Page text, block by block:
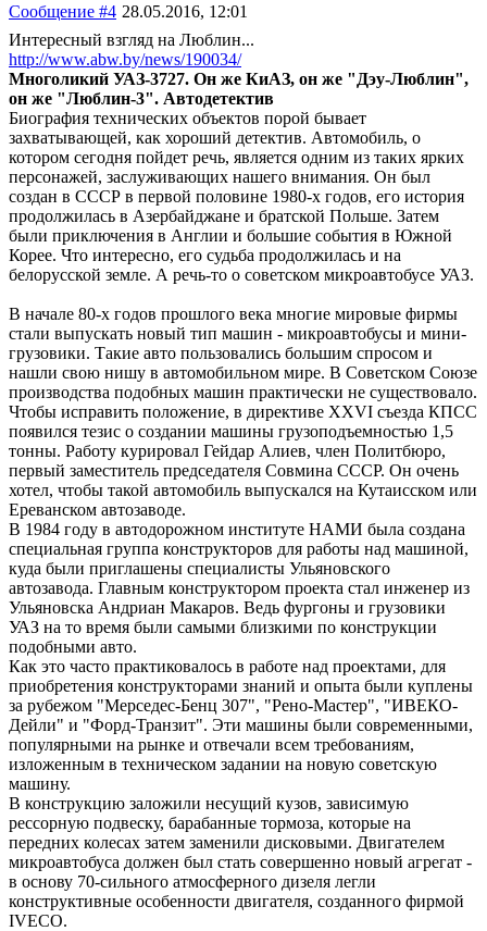
Сообщение #4 28.05.2016, 12:01
Интересный взгляд на Люблин...
http://www.abw.by/news/190034/
Многоликий УАЗ-3727. Он же КиАЗ, он же "Дэу-Люблин",
он же "Люблин-3". Автодетектив
Биография технических объектов порой бывает
захватывающей, как хороший детектив. Автомобиль, о
котором сегодня пойдет речь, является одним из таких ярких
персонажей, заслуживающих нашего внимания. Он был
создан в СССР в первой половине 1980-х годов, его история
продолжилась в Азербайджане и братской Польше. Затем
были приключения в Англии и большие события в Южной
Корее. Что интересно, его судьба продолжилась и на
белорусской земле. А речь-то о советском микроавтобусе УАЗ.
В начале 80-х годов прошлого века многие мировые фирмы
стали выпускать новый тип машин - микроавтобусы и мини-
грузовики. Такие авто пользовались большим спросом и
нашли свою нишу в автомобильном мире. В Советском Союзе
производства подобных машин практически не существовало.
Чтобы исправить положение, в директиве XXVI съезда КПСС
появился тезис о создании машины грузоподъемностью 1,5
тонны. Работу курировал Гейдар Алиев, член Политбюро,
первый заместитель председателя Совмина СССР. Он очень
хотел, чтобы такой автомобиль выпускался на Кутаисском или
Ереванском автозаводе.
В 1984 году в автодорожном институте НАМИ была создана
специальная группа конструкторов для работы над машиной,
куда были приглашены специалисты Ульяновского
автозавода. Главным конструктором проекта стал инженер из
Ульяновска Андриан Макаров. Ведь фургоны и грузовики
УАЗ на то время были самыми близкими по конструкции
подобными авто.
Как это часто практиковалось в работе над проектами, для
приобретения конструкторами знаний и опыта были куплены
за рубежом "Мерседес-Бенц 307", "Рено-Мастер", "ИВЕКО-
Дейли" и "Форд-Транзит". Эти машины были современными,
популярными на рынке и отвечали всем требованиям,
изложенным в техническом задании на новую советскую
машину.
В конструкцию заложили несущий кузов, зависимую
рессорную подвеску, барабанные тормоза, которые на
передних колесах затем заменили дисковыми. Двигателем
микроавтобуса должен был стать совершенно новый агрегат -
в основу 70-сильного атмосферного дизеля легли
конструктивные особенности двигателя, созданного фирмой
IVECO.